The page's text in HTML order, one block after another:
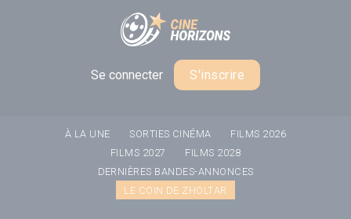
Se connecter S'inscrire
À LA UNE SORTIES CINÉMA
FILMS 2026
FILMS 2027
FILMS 2028
DERNIÈRES BANDES-ANNONCES
LE COIN DE ZHOLTAR
Panneau de gestion des cookies